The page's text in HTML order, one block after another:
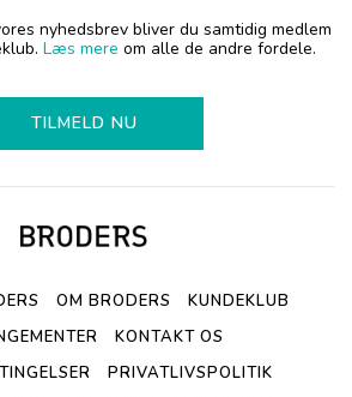
nyhedsbrev bliver du samtidig medlem
Læs mere om alle de andre fordele.
TILMELD NU
OM BRODERS
KUNDEKLUB
KONTAKT OS
PRIVATLIVSPOLITIK